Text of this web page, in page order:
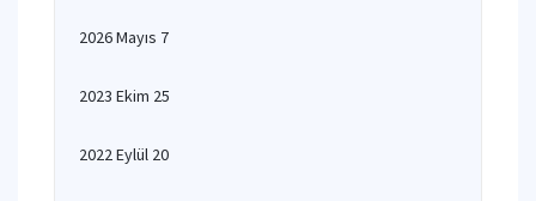
2026 Mayıs 7
2023 Ekim 25
2022 Eylül 20